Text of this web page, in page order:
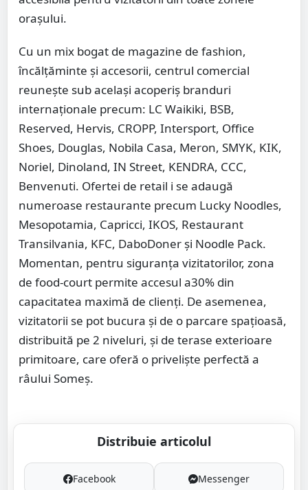
orașului.
Cu un mix bogat de magazine de fashion,
încălțăminte și accesorii, centrul comercial
reunește sub același acoperiș branduri
internaționale precum: LC Waikiki, BSB,
Reserved, Hervis, CROPP, Intersport, Office
Shoes, Douglas, Nobila Casa, Meron, SMYK, KIK,
Noriel, Dinoland, IN Street, KENDRA, CCC,
Benvenuti. Ofertei de retail i se adaugă
numeroase restaurante precum Lucky Noodles,
Mesopotamia, Capricci, IKOS, Restaurant
Transilvania, KFC, DaboDoner și Noodle Pack.
Momentan, pentru siguranța vizitatorilor, zona
de food-court permite accesul a30% din
capacitatea maximă de clienți. De asemenea,
vizitatorii se pot bucura și de o parcare spațioasă,
distribuită pe 2 niveluri, și de terase exterioare
primitoare, care oferă o priveliște perfectă a
râului Someș.
Distribuie articolul
Facebook Messenger